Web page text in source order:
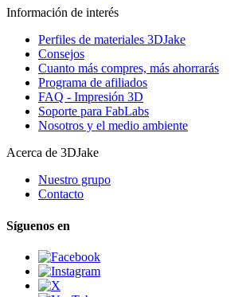
Información de interés
Perfiles de materiales 3DJake
Consejos
Cuanto más compres, más ahorrarás
Programa de afiliados
FAQ - Impresión 3D
Soporte para FabLabs
Nosotros y el medio ambiente
Acerca de 3DJake
Nuestro grupo
Contacto
Síguenos en